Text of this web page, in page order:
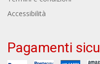
Accessibilità
Pagamenti